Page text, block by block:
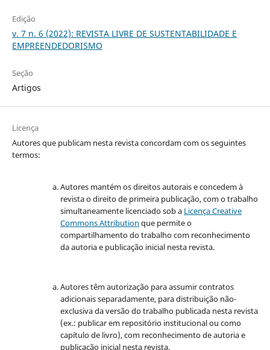
Edição
v. 7 n. 6 (2022): REVISTA LIVRE DE SUSTENTABILIDADE E
EMPREENDEDORISMO
Seção
Artigos
Licença
Autores que publicam nesta revista concordam com os seguintes
termos:
Autores mantém os direitos autorais e concedem à
revista o direito de primeira publicação, com o trabalho
simultaneamente licenciado sob a Licença Creative
Commons Attribution que permite o
compartilhamento do trabalho com reconhecimento
da autoria e publicação inicial nesta revista.
Autores têm autorização para assumir contratos
adicionais separadamente, para distribuição não-
exclusiva da versão do trabalho publicada nesta revista
(ex.: publicar em repositório institucional ou como
capítulo de livro), com reconhecimento de autoria e
publicação inicial nesta revista.